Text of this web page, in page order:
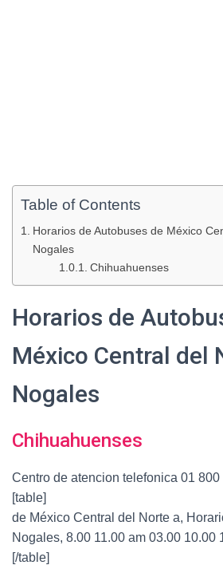
Table of Contents
Horarios de Autobuses de México
Nogales
Chihuahuenses
Horarios de
México Central del
Nogales
Chihuahuenses
Centro de atencion telefonica 01 800
[table]
de México Central del Norte a,
Nogales, 8.00 11.00 am 03.00 10.00
[/table]